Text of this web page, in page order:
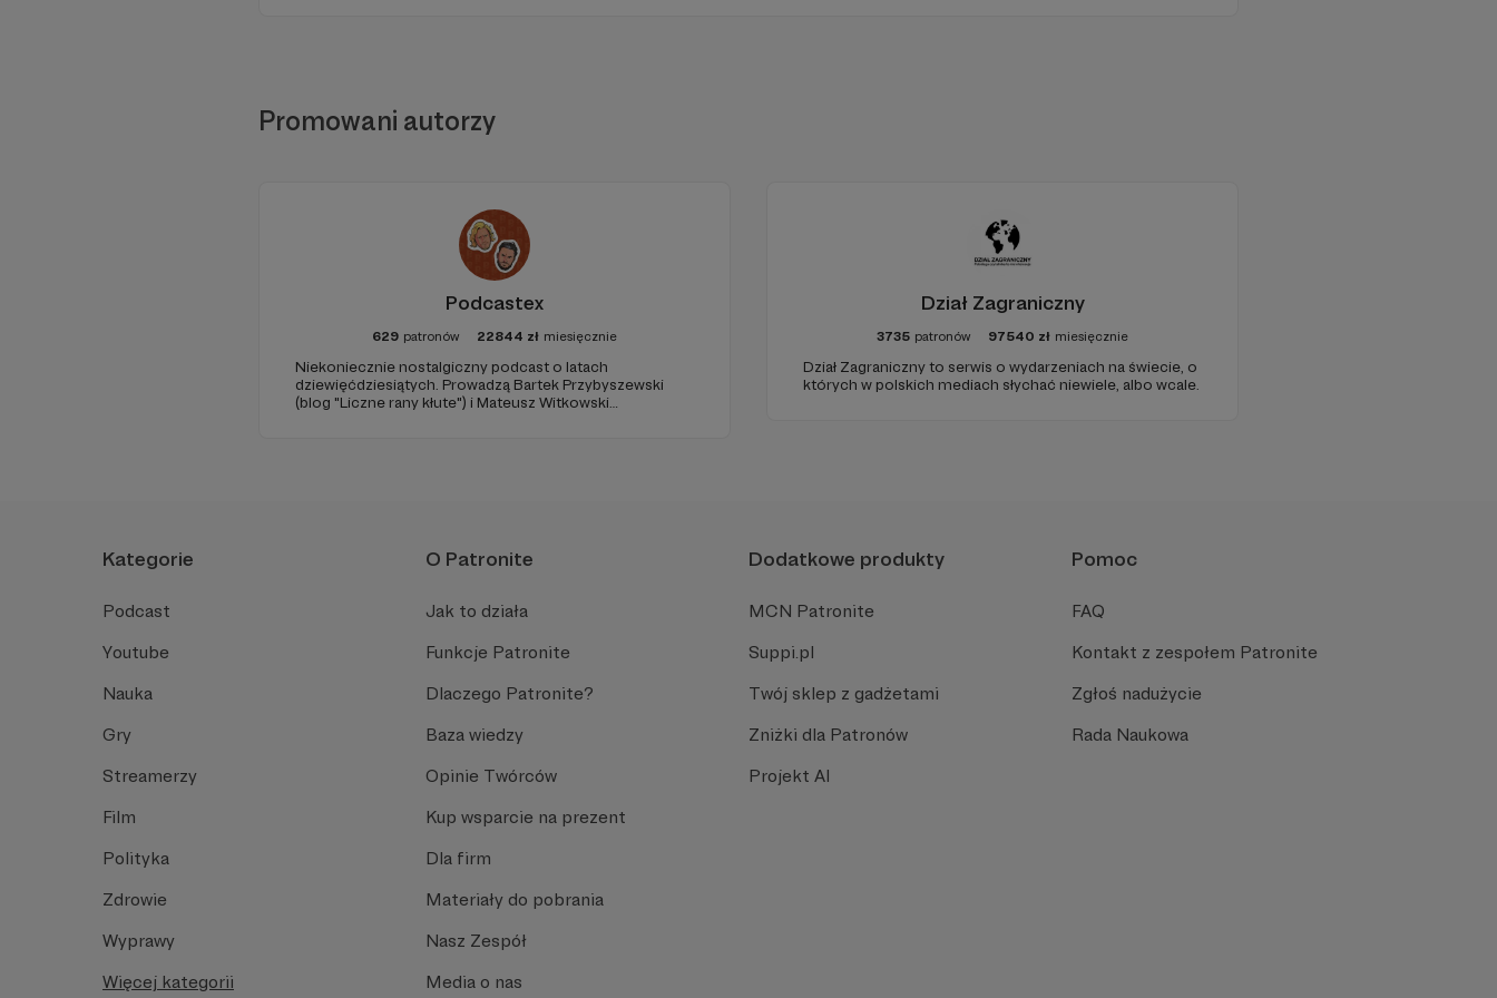
Promowani autorzy
Podcastex
629 patronów 22844 zł miesięcznie
Niekoniecznie nostalgiczny podcast o latach
dziewięćdziesiątych. Prowadzą Bartek Przybyszewski
(blog "Liczne rany kłute") i Mateusz Witkowski
Dział Zagraniczny
3735 patronów 97540 zł miesięcznie
Dział Zagraniczny to serwis o wydarzeniach na świecie, o
których w polskich mediach słychać niewiele, albo wcale.
Kategorie
Podcast
Youtube
Nauka
Gry
Streamerzy
Film
Polityka
Zdrowie
Wyprawy
Więcej kategorii
O Patronite
Jak to działa
Funkcje Patronite
Dlaczego Patronite?
Baza wiedzy
Opinie Twórców
Kup wsparcie na prezent
Dla firm
Materiały do pobrania
Nasz Zespół
Media o nas
Dodatkowe produkty
MCN Patronite
Suppi.pl
Twój sklep z gadżetami
Zniżki dla Patronów
Projekt AI
Pomoc
FAQ
Kontakt z zespołem Patronite
Zgłoś nadużycie
Rada Naukowa